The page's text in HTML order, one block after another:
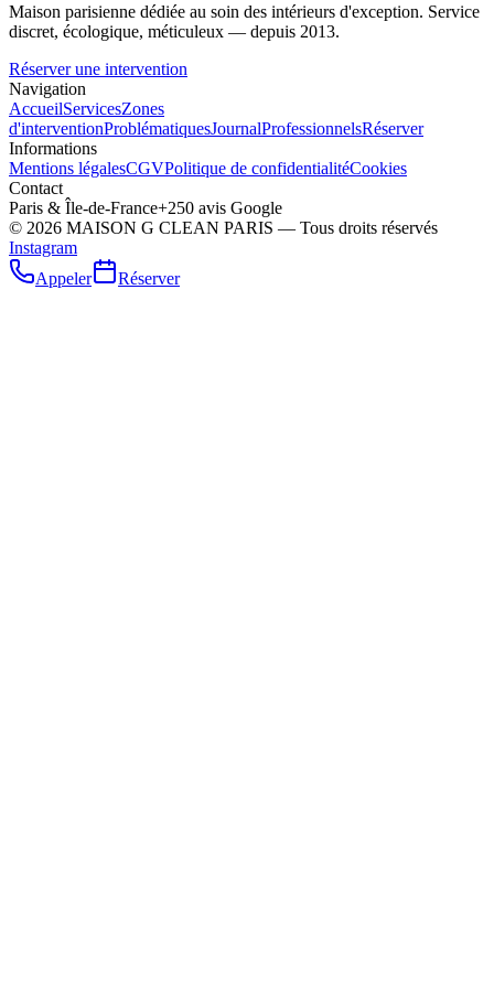
Maison parisienne dédiée au soin des intérieurs d'exception. Service
discret, écologique, méticuleux — depuis 2013.
Réserver une intervention
Navigation
AccueilServicesZones
d'interventionProblématiquesJournalProfessionnelsRéserver
Informations
Mentions légalesCGVPolitique de confidentialitéCookies
Contact
Paris & Île-de-France+250 avis Google
© 2026 MAISON G CLEAN PARIS — Tous droits réservés
Instagram
Appeler
Réserver